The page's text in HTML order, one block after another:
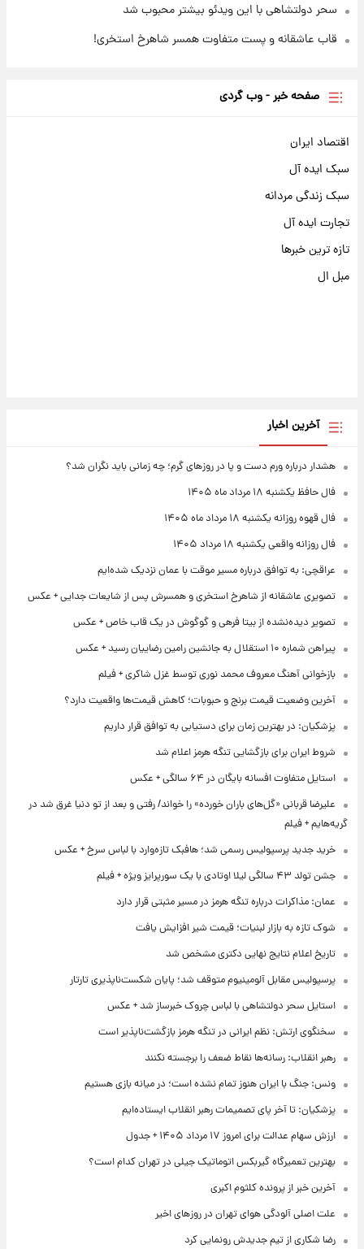
سحر دولتشاهی با این ویدئو بیشتر محبوب شد
قاب عاشقانه و پست متفاوت همسر شاهرخ استخری!
صفحه خبر - وب گردی
اقتصاد ایران
سبک ایده آل
سبک زندگی مردانه
تجارت ایده آل
تازه ترین خبرها
مبل ال
آخرین اخبار
هشدار درباره ورم دست و پا در روزهای گرم؛ چه زمانی باید نگران شد؟
فال حافظ یکشنبه ۱۸ مرداد ماه ۱۴۰۵
فال قهوه روزانه یکشنبه ۱۸ مرداد ماه ۱۴۰۵
فال روزانه واقعی یکشنبه ۱۸ مرداد ۱۴۰۵
عراقچی: به توافق درباره مسیر موقت با عمان نزدیک شده‌ایم
تصویری عاشقانه از شاهرخ استخری و همسرش پس از شایعات جدایی + عکس
تصویر دیده‌نشده از بیتا فرهی و گوگوش در یک قاب خاص + عکس
پیراهن شماره ۱۰ استقلال به جانشین رامین رضاییان رسید + عکس
بازخوانی آهنگ معروف محمد نوری توسط غزل شاکری + فیلم
آخرین وضعیت قیمت برنج و حبوبات؛ کاهش قیمت‌ها واقعیت دارد؟
پزشکیان: در بهترین زمان برای دستیابی به توافق قرار داریم
شروط ایران برای بازگشایی تنگه هرمز اعلام شد
استایل متفاوت افسانه بایگان در ۶۴ سالگی + عکس
علیرضا قربانی «گل‌های باران خورده» را خواند/ رفتی و بعد از تو دنیا غرق شد در
گریه‌هایم + فیلم
خرید جدید پرسپولیس رسمی شد؛ هافبک تازه‌وارد با لباس سرخ + عکس
جشن تولد ۴۳ سالگی لیلا اوتادی با یک سورپرایز ویژه + فیلم
عمان: مذاکرات درباره تنگه هرمز در مسیر مثبتی قرار دارد
شوک تازه به بازار لبنیات؛ قیمت شیر افزایش یافت
تاریخ اعلام نتایج نهایی دکتری مشخص شد
پرسپولیس مقابل آلومینیوم متوقف شد؛ پایان شکست‌ناپذیری تارتار
استایل سحر دولتشاهی با لباس چروک خبرساز شد + عکس
سخنگوی ارتش: نظم ایرانی در تنگه هرمز بازگشت‌ناپذیر است
رهبر انقلاب: رسانه‌ها نقاط ضعف را برجسته نکنند
ونس: جنگ با ایران هنوز تمام نشده است؛ در میانه بازی هستیم
پزشکیان: تا آخر پای تصمیمات رهبر انقلاب ایستاده‌ایم
ارزش سهام عدالت برای امروز ۱۷ مرداد ۱۴۰۵ + جدول
بهترین تعمیرگاه گیربکس اتوماتیک جیلی در تهران کدام است؟
آخرین خبر از پرونده کلثوم اکبری
علت اصلی آلودگی هوای تهران در روزهای اخیر
رضا شکاری از تیم جدیدش رونمایی کرد